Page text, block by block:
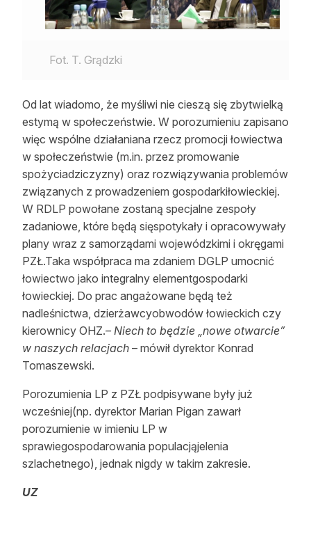
Fot. T. Grądzki
Od lat wiadomo, że myśliwi nie cieszą się zbytwielką
estymą w społeczeństwie. W porozumieniu zapisano
więc wspólne działaniana rzecz promocji łowiectwa
w społeczeństwie (m.in. przez promowanie
spożyciadziczyzny) oraz rozwiązywania problemów
związanych z prowadzeniem gospodarkiłowieckiej.
W RDLP powołane zostaną specjalne zespoły
zadaniowe, które będą sięspotykały i opracowywały
plany wraz z samorządami wojewódzkimi i okręgami
PZŁ.Taka współpraca ma zdaniem DGLP umocnić
łowiectwo jako integralny elementgospodarki
łowieckiej. Do prac angażowane będą też
nadleśnictwa, dzierżawcyobwodów łowieckich czy
kierownicy OHZ.– Niech to będzie „nowe otwarcie”
w naszych relacjach – mówił dyrektor Konrad
Tomaszewski.
Porozumienia LP z PZŁ podpisywane były już
wcześniej(np. dyrektor Marian Pigan zawarł
porozumienie w imieniu LP w
sprawiegospodarowania populacjąjelenia
szlachetnego), jednak nigdy w takim zakresie.
UZ